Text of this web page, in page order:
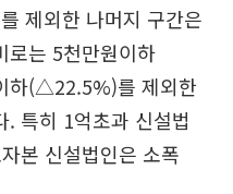
제외한 나머지 구간은
로는 5천만원이하
하(△22.5%)를 제외한
. 특히 1억초과 신설법
본 신설법인은 소폭